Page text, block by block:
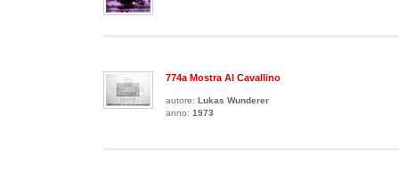
774a Mostra Al Cavallino
autore: Lukas Wunderer
anno: 1973